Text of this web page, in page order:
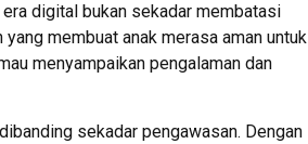
digital bukan sekadar membatasi
membuat anak merasa aman untuk
menyampaikan pengalaman dan
sekadar pengawasan. Dengan